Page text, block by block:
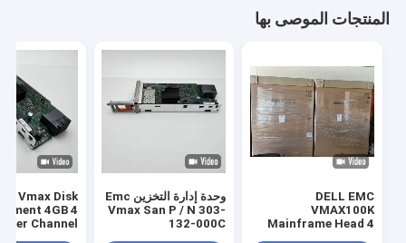
المنتجات الموصى بها
DELL EMC
VMAX100K
Mainframe Head 4
وحدة إدارة التخزين Emc
Vmax San P / N 303-
132-000C
Vmax Disk
4GB 4
Channel